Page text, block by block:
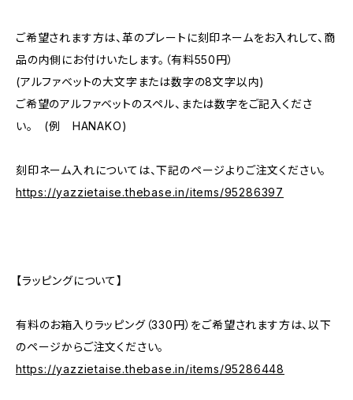
ご希望されます方は、革のプレートに刻印ネームをお入れして、商
品の内側にお付けいたします。（有料550円）
(アルファベットの大文字または数字の8文字以内)
ご希望のアルファベットのスペル、または数字をご記入くださ
い。 (例 HANAKO)
刻印ネーム入れについては、下記のページよりご注文ください。
https://yazzietaise.thebase.in/items/95286397
【ラッピングについて】
有料のお箱入りラッピング（330円）をご希望されます方は、以下
のページからご注文ください。
https://yazzietaise.thebase.in/items/95286448